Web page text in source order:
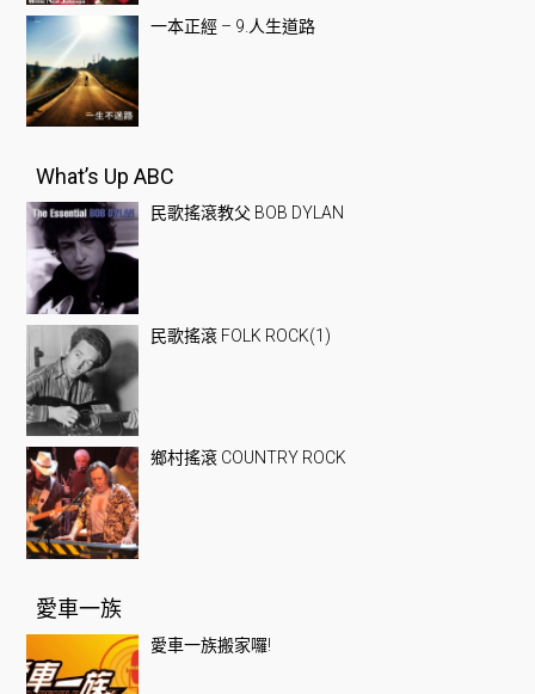
一本正經 – 9.人生道路
What’s Up ABC
民歌搖滾教父 BOB DYLAN
民歌搖滾 FOLK ROCK(1)
鄉村搖滾 COUNTRY ROCK
愛車一族
愛車一族搬家囉!